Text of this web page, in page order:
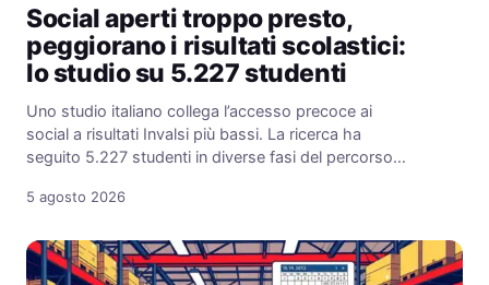
Social aperti troppo presto,
peggiorano i risultati scolastici:
lo studio su 5.227 studenti
Uno studio italiano collega l’accesso precoce ai
social a risultati Invalsi più bassi. La ricerca ha
seguito 5.227 studenti in diverse fasi del percorso…
5 agosto 2026